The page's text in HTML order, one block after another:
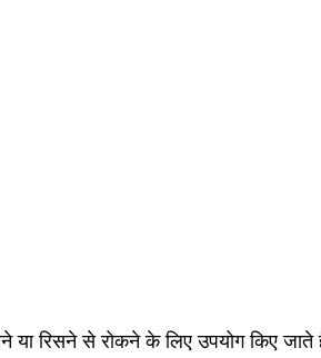
या रिसने से रोकने के लिए उपयोग किए